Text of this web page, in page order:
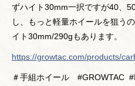
ずハイト30mm一択ですが40、
し、もっと軽量ホイールを狙う
イト30mm/290gもあります。
https://growtac.com/products/
＃手組ホイール #GROWTAC